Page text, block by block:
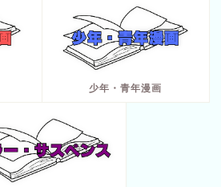
少年・青年漫画